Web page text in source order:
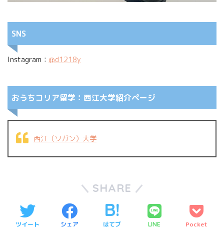
SNS
Instagram： @d1218y
おうちコリア留学：西江大学紹介ページ
西江（ソガン）大学
SHARE
ツイート シェア はてブ LINE Pocket